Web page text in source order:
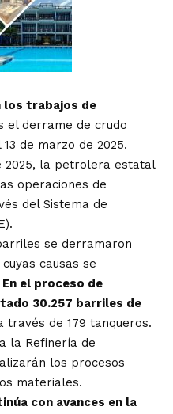
los trabajos de
el derrame de crudo
de marzo de 2025.
2025, la petrolera estatal
operaciones de
del Sistema de
se derramaron
causas se
En el proceso de
30.257 barriles de
través de 179 tanqueros.
la Refinería de
los procesos
materiales.
con avances en la